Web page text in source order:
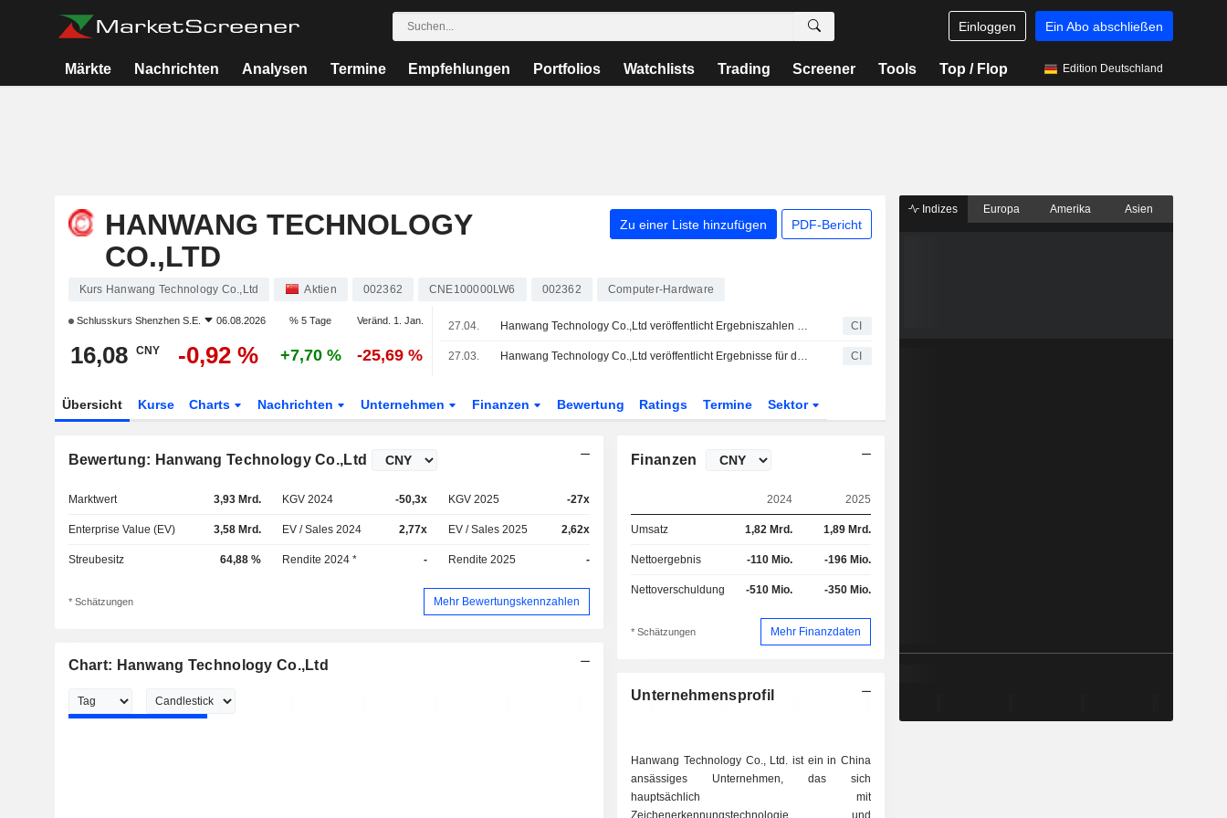
Einloggen Ein Abo abschließen
Märkte Nachrichten Analysen Termine Empfehlungen Portfolios Watchlists Trading Screener Tools Top / Flop Edition Deutschland
HANWANG TECHNOLOGY
CO.,LTD
Zu einer Liste hinzufügen PDF-Bericht
Kurs Hanwang Technology Co.,Ltd Aktien 002362 CNE100000LW6 002362 Computer-Hardware
Schlusskurs Shenzhen S.E. 06.08.2026 % 5 Tage Veränd. 1. Jan.
16,08 CNY -0,92 % +7,70 % -25,69 %
27.04. Hanwang Technology Co.,Ltd veröffentlicht Ergebniszahlen für das erste Quartal zum 31. März 2026 CI
27.03. Hanwang Technology Co.,Ltd veröffentlicht Ergebnisse für das am 31. Dezember 2025 endende Geschäftsjahr CI
Übersicht Kurse Charts Nachrichten Unternehmen Finanzen Bewertung Ratings Termine Sektor
Bewertung: Hanwang Technology Co.,Ltd
Marktwert 3,93 Mrd. KGV 2024 -50,3x KGV 2025 -27x
Enterprise Value (EV) 3,58 Mrd. EV / Sales 2024 2,77x EV / Sales 2025 2,62x
Streubesitz 64,88 % Rendite 2024 * - Rendite 2025 -
* Schätzungen Mehr Bewertungskennzahlen
Chart: Hanwang Technology Co.,Ltd
Finanzen
2024 2025
Umsatz 1,82 Mrd. 1,89 Mrd.
Nettoergebnis -110 Mio. -196 Mio.
Nettoverschuldung -510 Mio. -350 Mio.
* Schätzungen Mehr Finanzdaten
Unternehmensprofil
Hanwang Technology Co., Ltd. ist ein in China
ansässiges Unternehmen, das sich
hauptsächlich mit
Zeichenerkennungstechnologie und
Indizes Europa Amerika Asien